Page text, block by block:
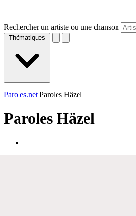
Rechercher un artiste ou une chanson
Thématiques
Paroles.net Paroles Häzel
Paroles Häzel